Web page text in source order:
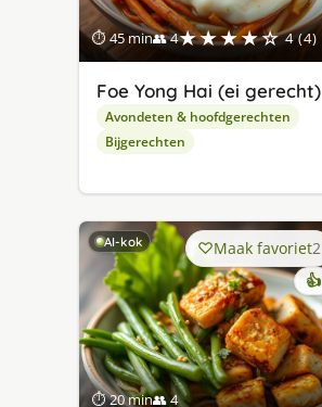
⏱ 45 min👥 4★★★★☆ 4 (4)
Foe Yong Hai (ei gerecht)
Avondeten & hoofdgerechten
Bijgerechten
AI-kok
⏱ 20 min👥 4
Maak favoriet2
👍